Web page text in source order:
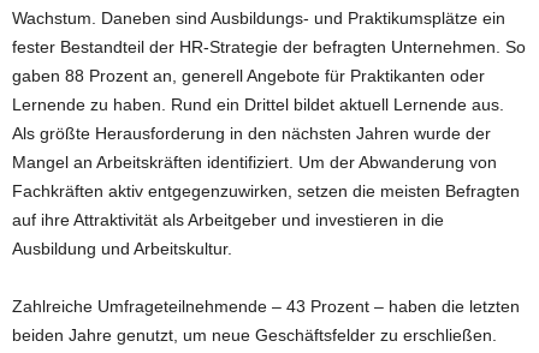
Wachstum. Daneben sind Ausbildungs- und Praktikumsplätze ein
fester Bestandteil der HR-Strategie der befragten Unternehmen. So
gaben 88 Prozent an, generell Angebote für Praktikanten oder
Lernende zu haben. Rund ein Drittel bildet aktuell Lernende aus.
Als größte Herausforderung in den nächsten Jahren wurde der
Mangel an Arbeitskräften identifiziert. Um der Abwanderung von
Fachkräften aktiv entgegenzuwirken, setzen die meisten Befragten
auf ihre Attraktivität als Arbeitgeber und investieren in die
Ausbildung und Arbeitskultur.
Zahlreiche Umfrageteilnehmende – 43 Prozent – haben die letzten
beiden Jahre genutzt, um neue Geschäftsfelder zu erschließen.